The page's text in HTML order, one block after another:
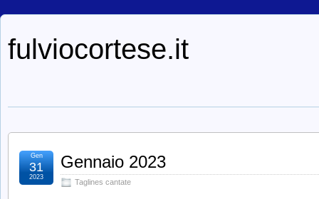
fulviocortese.it
Gennaio 2023
Taglines cantate
Gen
31
2023